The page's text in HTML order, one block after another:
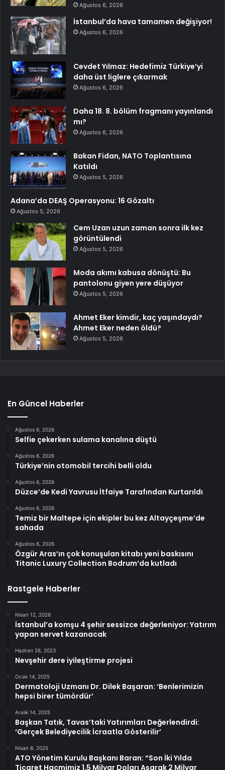
Ağustos 6, 2026
İstanbul’da hava tamamen değişiyor!
Ağustos 6, 2026
Cevdet Yılmaz: Hedefimiz Türkiye’yi
daha üst liglere çıkarmak
Ağustos 6, 2026
Daha 18. 8. bölüm fragmanı yayınlandı
mı?
Ağustos 6, 2026
Bakan Fidan, NATO Toplantısına
Katıldı
Ağustos 5, 2026
Adana’da DEAŞ Operasyonu: 16 Gözaltı
Ağustos 5, 2026
Cem Uzan uzun zaman sonra ilk kez
görüntülendi
Ağustos 5, 2026
Moda akımı kabusa dönüştü: Bu
pantolonu giyen yere düşüyor
Ağustos 5, 2026
Ahmet Eker kimdir, kaç yaşındaydı?
Ahmet Eker neden öldü?
Ağustos 5, 2026
En Güncel Haberler
Ağustos 6, 2026
Selfie çekerken sulama kanalına düştü
Ağustos 6, 2026
Türkiye’nin otomobil tercihi belli oldu
Ağustos 6, 2026
Düzce’de Kedi Yavrusu İtfaiye Tarafından Kurtarıldı
Ağustos 6, 2026
Temiz bir Maltepe için ekipler bu kez Altayçeşme’de
sahada
Ağustos 6, 2026
Özgür Aras’ın çok konuşulan kitabı yeni baskısını
Titanic Luxury Collection Bodrum’da kutladı
Rastgele Haberler
Nisan 12, 2026
İstanbul’a komşu 4 şehir sessizce değerleniyor: Yatırım
yapan servet kazanacak
Haziran 26, 2023
Nevşehir dere iyileştirme projesi
Ocak 14, 2025
Dermatoloji Uzmanı Dr. Dilek Başaran: ‘Benlerimizin
hepsi birer tümördür’
Aralık 14, 2025
Başkan Tatık, Tavas’taki Yatırımları Değerlendirdi:
‘Gerçek Belediyecilik İcraatla Gösterilir’
Nisan 8, 2025
ATO Yönetim Kurulu Başkanı Baran: “Son İki Yılda
Ticaret Hacmimiz 1,5 Milyar Doları Aşarak 2 Milyar